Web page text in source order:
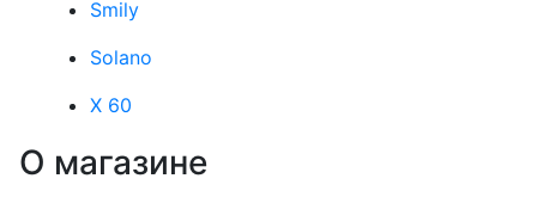
Smily
Solano
X 60
О магазине